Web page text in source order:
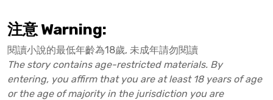
注意 Warning:
閱讀小說的最低年齡為18歲, 未成年請勿閱讀
The story contains age-restricted materials. By
entering, you affirm that you are at least 18 years of age
or the age of majority in the jurisdiction you are